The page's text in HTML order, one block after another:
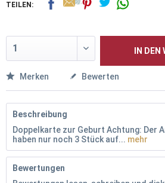
TEILEN:
IN DEN
Merken Bewerten
Beschreibung
Doppelkarte zur Geburt Achtung: Der
haben nur noch 3 Stück auf... mehr
Bewertungen